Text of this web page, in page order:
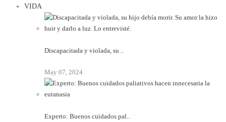
VIDA
Discapacitada y violada, su ..
May 07, 2024
Experto: Buenos cuidados pal..